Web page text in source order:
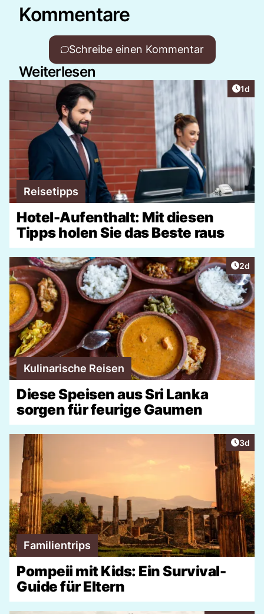
Kommentare
Schreibe einen Kommentar
Weiterlesen
1d
Reisetipps
Hotel-Aufenthalt: Mit diesen
Tipps holen Sie das Beste raus
2d
Kulinarische Reisen
Diese Speisen aus Sri Lanka
sorgen für feurige Gaumen
3d
Familientrips
Pompeii mit Kids: Ein Survival-
Guide für Eltern